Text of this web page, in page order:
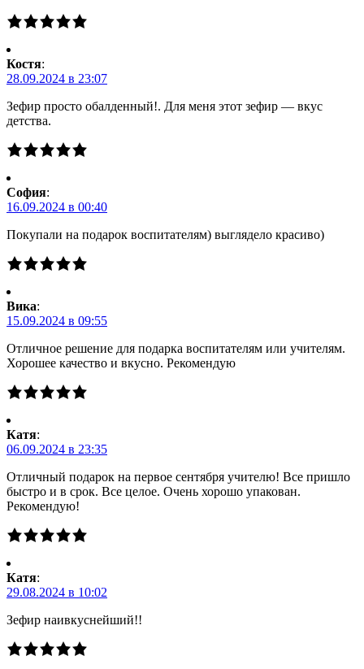
Костя:
28.09.2024 в 23:07
Зефир просто обалденный!. Для меня этот зефир — вкус
детства.
Cофия:
16.09.2024 в 00:40
Покупали на подарок воспитателям) выглядело красиво)
Вика:
15.09.2024 в 09:55
Отличное решение для подарка воспитателям или учителям.
Хорошее качество и вкусно. Рекомендую
Катя:
06.09.2024 в 23:35
Отличный подарок на первое сентября учителю! Все пришло
быстро и в срок. Все целое. Очень хорошо упакован.
Рекомендую!
Катя:
29.08.2024 в 10:02
Зефир наивкуснейший!!